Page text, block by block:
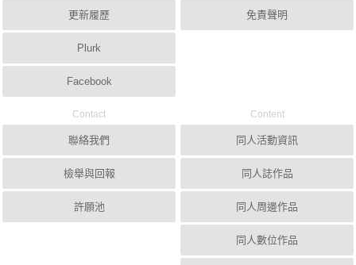
更新履歷
Plurk
Facebook
免責聲明
Contact
聯絡我們
檢舉與回報
許願池
Content
同人活動資訊
同人誌作品
同人周邊作品
同人數位作品